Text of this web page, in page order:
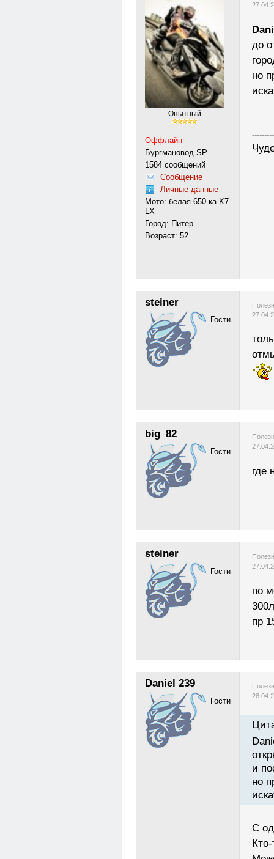
Опытный
Оффлайн
Бургмановод SP
1584 сообщений
Сообщение
Личные данные
Мото: белая 650-ка K7
LX
Город: Питер
Возраст: 52
до
но
steiner
Гости
big_82
Гости
где
steiner
Гости
по
пр
Daniel 239
Гости
и
но
C